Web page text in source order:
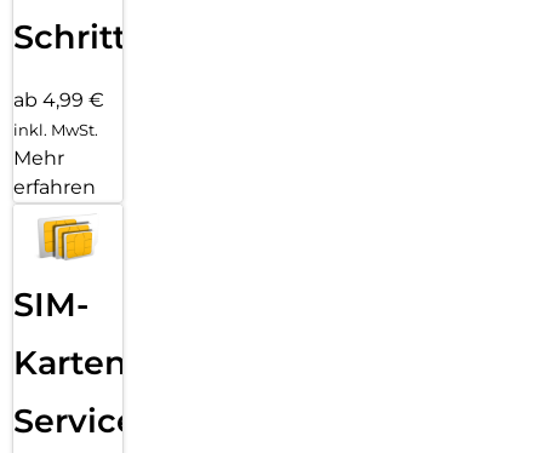
Schritten
ab 4,99 €
inkl. MwSt.
Mehr
erfahren
SIM-
Karten
Service: